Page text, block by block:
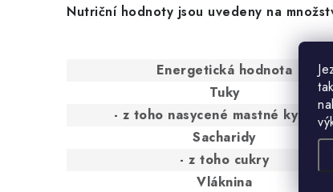
Nutriční hodnoty jsou uvedeny na
Energetická hodnota
Tuky
- z toho nasycené mastné
Sacharidy
- z toho cukry
Vláknina